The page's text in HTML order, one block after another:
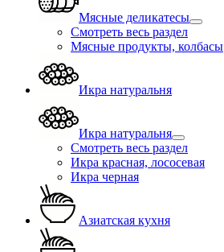
Мясные деликатесы
Смотреть весь раздел
Мясные продукты, колбасы
Икра натуральня
Икра натуральня
Смотреть весь раздел
Икра красная, лососевая
Икра черная
Азиатская кухня